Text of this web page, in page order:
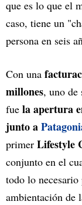
que es lo que el
caso, tiene un
persona en seis
Con una
millones, uno de
fue la apertura
junto a
primer Lifestyle
conjunto en el
todo lo
ambientación de